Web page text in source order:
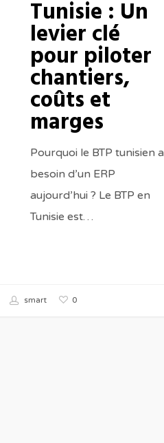
chantiers,
Tunisie : Un
levier clé
pour piloter
chantiers,
coûts et
marges
Pourquoi le BTP tunisien a
besoin d’un ERP
aujourd’hui ? Le BTP en
Tunisie est…
smart 0